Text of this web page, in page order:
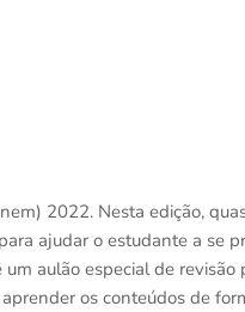
2022. Nesta edição,
ajudar o estudante a se
aulão especial de
os conteúdos de